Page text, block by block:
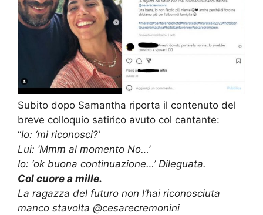
Subito dopo Samantha riporta il contenuto del
breve colloquio satirico avuto col cantante:
“Io: ‘mi riconosci?’
Lui: ‘Mmm al momento No…’
Io: ‘ok buona continuazione…’ Dileguata.
Col cuore a mille.
La ragazza del futuro non l’hai riconosciuta
manco stavolta @cesarecremonini